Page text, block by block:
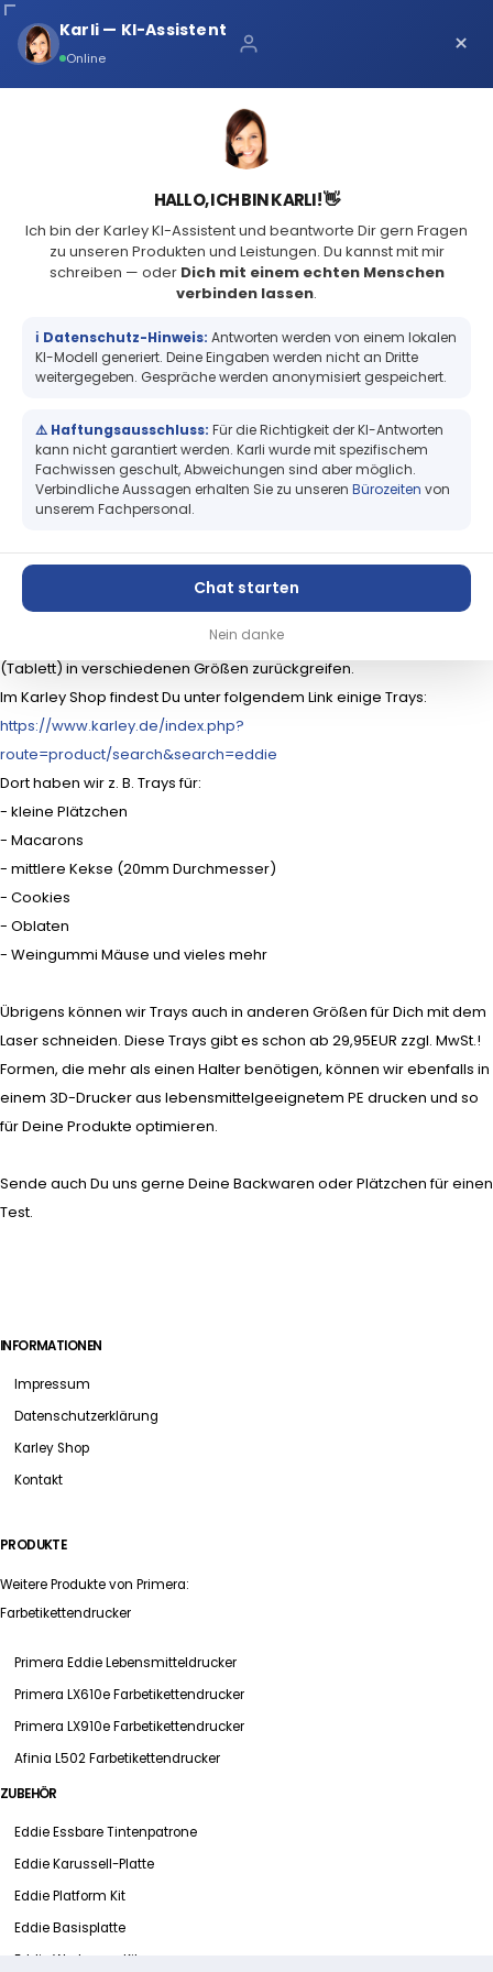
Start
Technische Daten
Connie
Service
Support
START BLOG
NEU: Verschiedene Trays
passend für Deine Lebensmittel
NEU: Verschiedene Trays passend
für Deine Lebensmittel
Karley Deutschland GmbHAllgemein
Die Firmware des Primera Eddie wurde aktualisiert. Mit der neuen
Firmware musst Du nicht mehr das Edelstahlkarussell nutzen, um
Deine Produkte zuzuführen, sondern kannst auch auf ein Tray
(Tablett) in verschiedenen Größen zurückgreifen.
Im Karley Shop findest Du unter folgendem Link einige Trays:
https://www.karley.de/index.php?
route=product/search&search=eddie
Dort haben wir z. B. Trays für:
- kleine Plätzchen
- Macarons
- mittlere Kekse (20mm Durchmesser)
- Cookies
- Oblaten
- Weingummi Mäuse und vieles mehr
Übrigens können wir Trays auch in anderen Größen für Dich mit dem
Laser schneiden. Diese Trays gibt es schon ab 29,95EUR zzgl. MwSt.!
Formen, die mehr als einen Halter benötigen, können wir ebenfalls in
einem 3D-Drucker aus lebensmittelgeeignetem PE drucken und so
für Deine Produkte optimieren.
Sende auch Du uns gerne Deine Backwaren oder Plätzchen für einen
Test.
INFORMATIONEN
Impressum
Datenschutzerklärung
Karley Shop
Kontakt
PRODUKTE
Weitere Produkte von Primera:
Farbetikettendrucker
Primera Eddie Lebensmitteldrucker
Primera LX610e Farbetikettendrucker
Primera LX910e Farbetikettendrucker
Afinia L502 Farbetikettendrucker
ZUBEHÖR
Eddie Essbare Tintenpatrone
Eddie Karussell-Platte
Eddie Platform Kit
Eddie Basisplatte
Eddie Wartungs-Kit
Karli — KI-Assistent
Online ×
HALLO, ICH BIN KARLI! 👋
Ich bin der Karley KI-Assistent und beantworte Dir gern Fragen
zu unseren Produkten und Leistungen. Du kannst mit mir
schreiben — oder Dich mit einem echten Menschen
verbinden lassen.
ℹ️ Datenschutz-Hinweis: Antworten werden von einem lokalen
KI-Modell generiert. Deine Eingaben werden nicht an Dritte
weitergegeben. Gespräche werden anonymisiert gespeichert.
⚠️ Haftungsausschluss: Für die Richtigkeit der KI-Antworten
kann nicht garantiert werden. Karli wurde mit spezifischem
Fachwissen geschult, Abweichungen sind aber möglich.
Verbindliche Aussagen erhalten Sie zu unseren Bürozeiten von
unserem Fachpersonal.
Chat starten
Nein danke